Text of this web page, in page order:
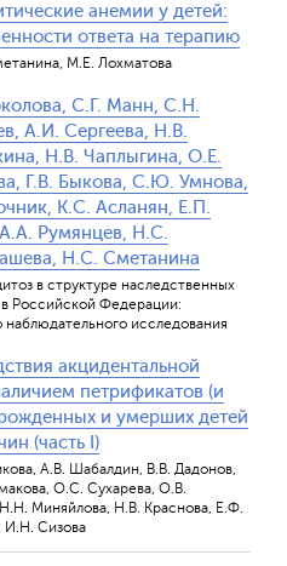
анемии у детей:
ответа на терапию
М.Е. Лохматова
С.Г. Манн, С.Н.
А.И. Сергеева, Н.В.
Н.В. Чаплыгина, О.Е.
Г.В. Быкова, С.Ю. Умнова,
К.С. Асланян, Е.П.
А.А. Румянцев, Н.С.
Н.С. Сметанина
в структуре наследственных
Российской Федерации:
наблюдательного исследования
акцидентальной
петрификатов (и
и умерших детей
(часть I)
А.В. Шабалдин, В.В. Дадонов,
О.С. Сухарева, О.В.
Миняйлова, Н.В. Краснова, Е.Ф.
И.Н. Cизова